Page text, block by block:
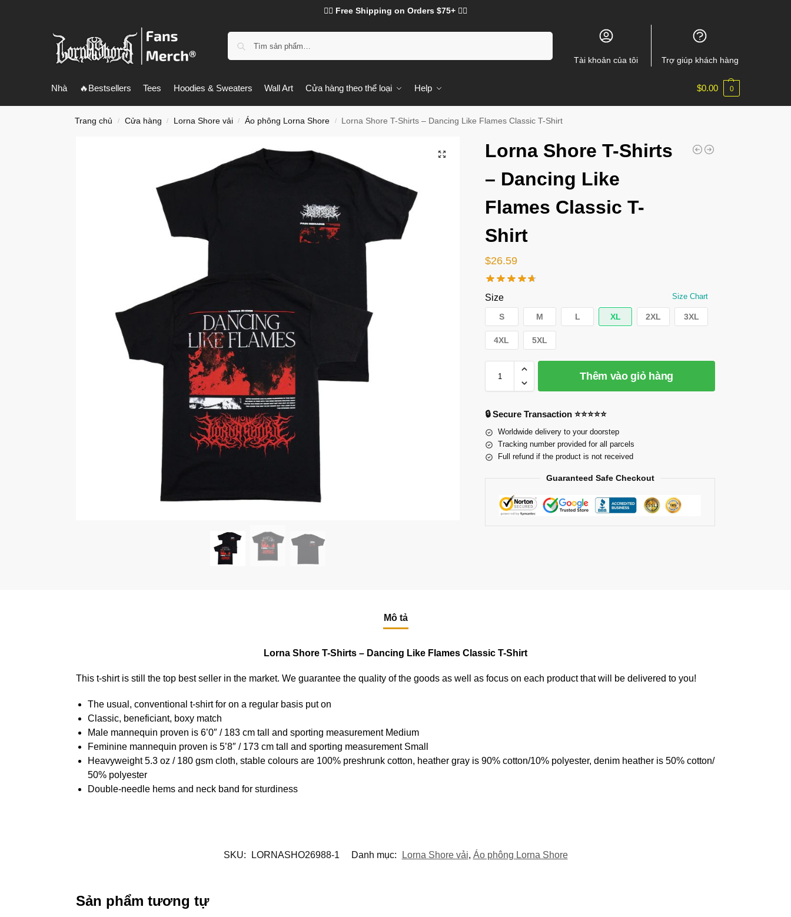
❤️‍🔥 Free Shipping on Orders $75+ ❤️‍🔥
Tài khoản của tôi Trợ giúp khách hàng
Nhà 🔥Bestsellers Tees Hoodies & Sweaters Wall Art Cửa hàng theo thể loại Help $0.00 0
Trang chủ / Cửa hàng / Lorna Shore vải / Áo phông Lorna Shore / Lorna Shore T-Shirts – Dancing Like Flames Classic T-Shirt
Lorna Shore T-Shirts
– Dancing Like
Flames Classic T-
Shirt
$26.59
Size Size Chart
S M L XL 2XL 3XL
4XL 5XL
Thêm vào giỏ hàng
🔒 Secure Transaction ⭐⭐⭐⭐⭐
Worldwide delivery to your doorstep
Tracking number provided for all parcels
Full refund if the product is not received
Guaranteed Safe Checkout
Mô tả
Lorna Shore T-Shirts – Dancing Like Flames Classic T-Shirt
This t-shirt is still the top best seller in the market. We guarantee the quality of the goods as well as focus on each product that will be delivered to you!
The usual, conventional t-shirt for on a regular basis put on
Classic, beneficiant, boxy match
Male mannequin proven is 6’0″ / 183 cm tall and sporting measurement Medium
Feminine mannequin proven is 5’8″ / 173 cm tall and sporting measurement Small
Heavyweight 5.3 oz / 180 gsm cloth, stable colours are 100% preshrunk cotton, heather gray is 90% cotton/10% polyester, denim heather is 50% cotton/
50% polyester
Double-needle hems and neck band for sturdiness
SKU: LORNASHO26988-1 Danh mục: Lorna Shore vải, Áo phông Lorna Shore
Sản phẩm tương tự